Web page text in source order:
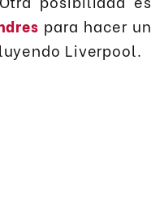
para hacer un
Liverpool.